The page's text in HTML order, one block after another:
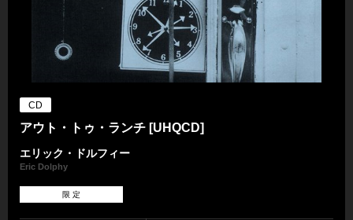
CD
アウト・トゥ・ランチ [UHQCD]
エリック・ドルフィー
Eric Dolphy
限 定